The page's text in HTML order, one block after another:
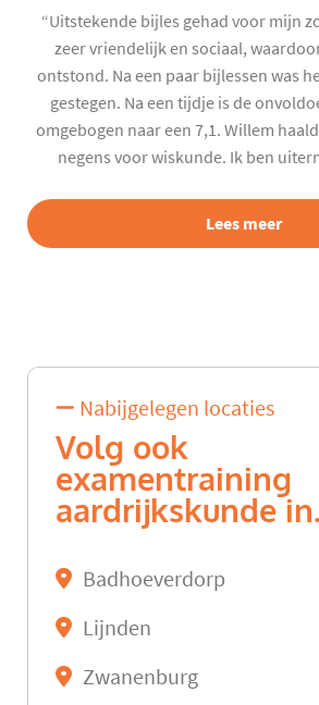
“Uitstekende bijles gehad voor mijn
zeer vriendelijk en sociaal,
ontstond. Na een paar bijlessen was
gestegen. Na een tijdje is de
omgebogen naar een 7,1. Willem
negens voor wiskunde. Ik ben
Lees meer
Nabijgelegen locaties
Volg ook
examentraining
aardrijkskunde
Badhoeverdorp
Lijnden
Zwanenburg